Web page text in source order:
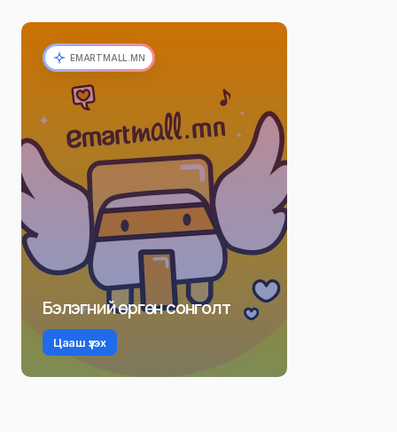
EMARTMALL.MN
Бэлэгний өргөн сонголт
Цааш үзэх